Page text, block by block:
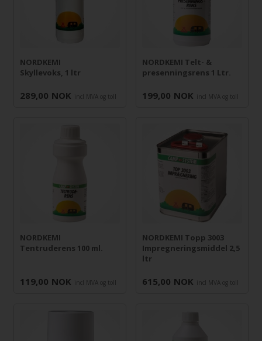
NORDKEMI
Skyllevoks, 1 ltr
289,00 NOK incl MVA og toll
NORDKEMI Telt- &
presenningsrens 1 Ltr.
199,00 NOK incl MVA og toll
NORDKEMI
Tentruderens 100 ml.
119,00 NOK incl MVA og toll
NORDKEMI Topp 3003
Impregneringsmiddel 2,5
ltr
615,00 NOK incl MVA og toll